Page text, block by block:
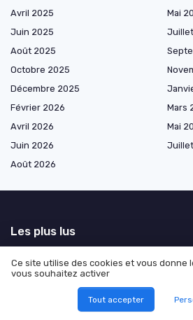
Avril 2025
Mai
Juin 2025
Août 2025
Octobre 2025
Décembre 2025
Février 2026
Mars
Avril 2026
Mai
Juin 2026
Août 2026
Les plus lus
initiatives positives grâce au marketing
L'impact du marketing sur le comportement
Astuces pour booster la visibilité de votre
Ce site utilise des cookies et vous donne
vous souhaitez activer
Tout accepter